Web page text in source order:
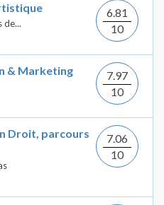
de...
6.81
10
& Marketing
7.97
10
Droit, parcours
7.06
10